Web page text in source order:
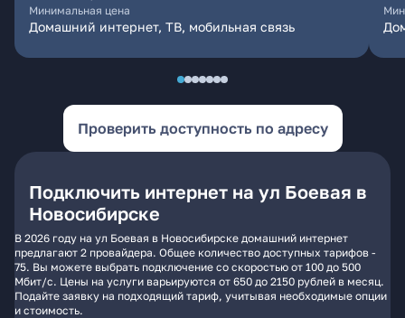
Минимальная цена
Домашний интернет, ТВ, мобильная связь
Проверить доступность по адресу
Подключить интернет на ул Боевая в
Новосибирске
В 2026 году на ул Боевая в Новосибирске домашний интернет
предлагают 2 провайдера. Общее количество доступных тарифов -
75. Вы можете выбрать подключение со скоростью от 100 до 500
Мбит/с. Цены на услуги варьируются от 650 до 2150 рублей в месяц.
Подайте заявку на подходящий тариф, учитывая необходимые опции
и стоимость.